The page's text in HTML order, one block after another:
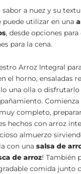
a nuez y su
utilizar en una
, desde opciones para
para la cena.
Arroz Integral
el horno, ensaladas
una olla o
Comienza
completo,
hechos con arroz
almuerzo
con una salsa de
de arroz! También
comida junto